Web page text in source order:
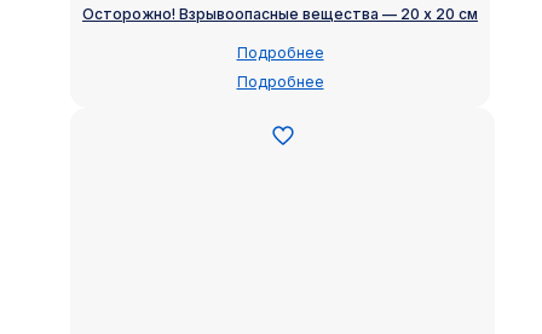
Осторожно! Взрывоопасные вещества — 20 х 20 см
Подробнее
Подробнее